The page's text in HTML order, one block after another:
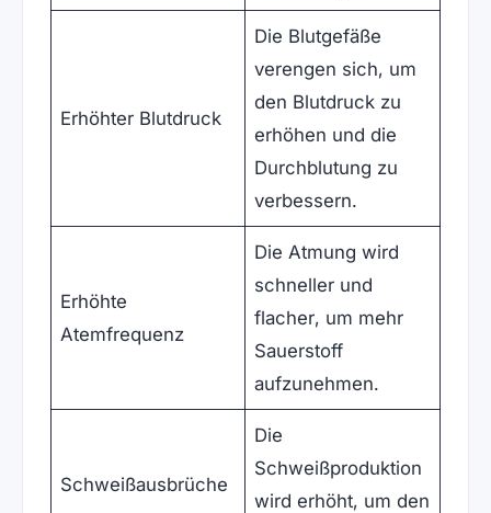
Erhöhter Blutdruck
Die Blutgefäße
verengen sich, um
den Blutdruck zu
erhöhen und die
Durchblutung zu
verbessern.
Erhöhte
Atemfrequenz
Die Atmung wird
schneller und
flacher, um mehr
Sauerstoff
aufzunehmen.
Schweißausbrüche
Die
Schweißproduktion
wird erhöht, um den